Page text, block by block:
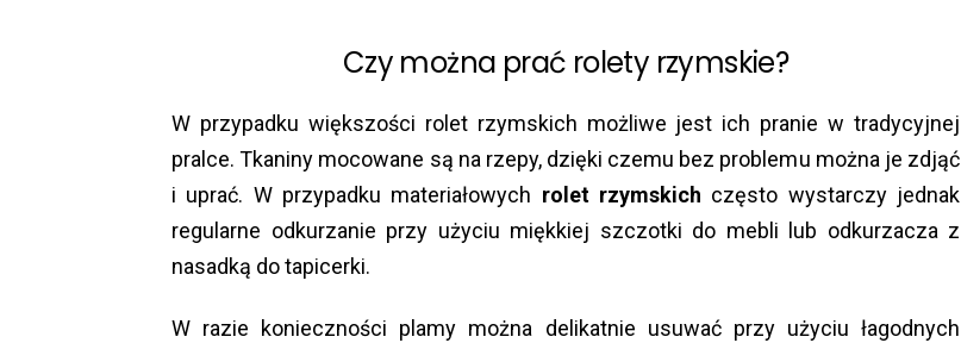
Czy można prać rolety rzymskie?
W przypadku większości rolet rzymskich możliwe jest ich pranie w tradycyjnej
pralce. Tkaniny mocowane są na rzepy, dzięki czemu bez problemu można je zdjąć
i uprać. W przypadku materiałowych rolet rzymskich często wystarczy jednak
regularne odkurzanie przy użyciu miękkiej szczotki do mebli lub odkurzacza z
nasadką do tapicerki.
W razie konieczności plamy można delikatnie usuwać przy użyciu łagodnych